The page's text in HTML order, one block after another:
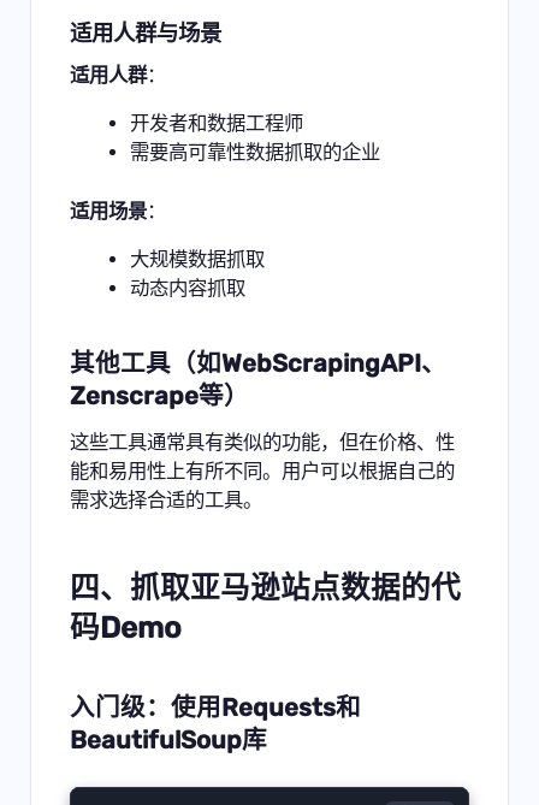
适用人群与场景
适用人群：
开发者和数据工程师
需要高可靠性数据抓取的企业
适用场景：
大规模数据抓取
动态内容抓取
其他工具（如WebScrapingAPI、
Zenscrape等）
这些工具通常具有类似的功能，但在价格、性
能和易用性上有所不同。用户可以根据自己的
需求选择合适的工具。
四、抓取亚马逊站点数据的代
码Demo
入门级：使用Requests和
BeautifulSoup库